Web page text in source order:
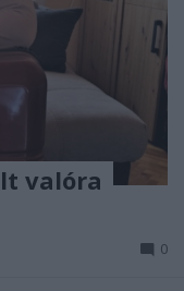
valóra
0